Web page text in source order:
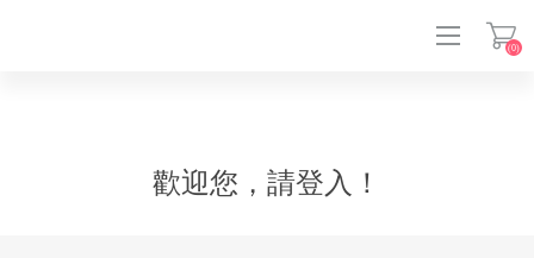
(0)
歡迎您，請登入！